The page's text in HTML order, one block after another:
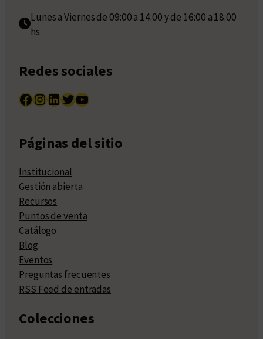
Lunes a Viernes de 09:00 a 14:00 y de 16:00 a 18:00
hs
Redes sociales
Facebook InstagramLinkedIn Twitter YouTube
Páginas del sitio
Institucional
Gestión abierta
Recursos
Puntos de venta
Catálogo
Blog
Eventos
Preguntas frecuentes
RSS Feed de entradas
Colecciones